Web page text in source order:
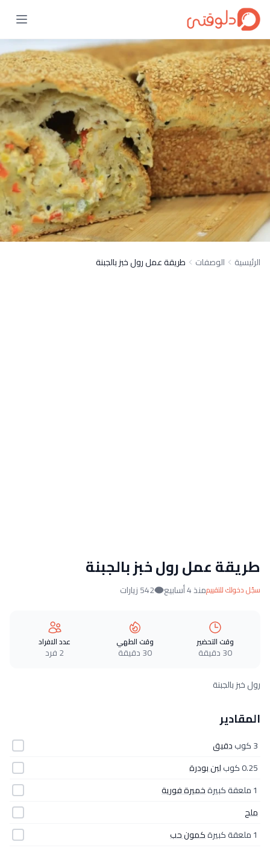
الرئيسية الوصفات طريقة عمل رول خبز بالجبنة
طريقة عمل رول خبز بالجبنة
سجّل دخولك للتقييممنذ 4 أسابيع 542 زيارات
وقت التحضير
30 دقيقة
وقت الطهي
30 دقيقة
عدد الافراد
2 فرد
رول خبز بالجبنة
المقادير
3 كوب
دقيق
0.25 كوب
لبن بودرة
1 ملعقة كبيرة
خميرة فورية
ملح
1 ملعقة كبيرة
كمون حب